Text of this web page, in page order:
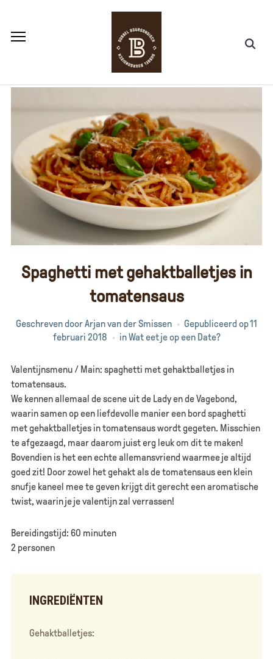
Spaghetti met gehaktballetjes in
tomatensaus
Geschreven doorArjan van der Smissen Gepubliceerd op11
februari 2018
inWat eet je op een Date?
Valentijnsmenu / Main: spaghetti met gehaktballetjes in
tomatensaus.
We kennen allemaal de scene uit de Lady en de Vagebond,
waarin samen op een liefdevolle manier een bord spaghetti
met gehaktballetjes in tomatensaus wordt gegeten. Misschien
te afgezaagd, maar daarom juist erg leuk om dit te maken!
Bovendien is het een echte allemansvriend waarmee je altijd
goed zit! Door zowel het gehakt als de tomatensaus een klein
snufje kaneel mee te geven krijgt dit gerecht een aromatische
twist, waarin je je valentijn zal verrassen!
Bereidingstijd: 60 minuten
2 personen
INGREDIËNTEN
Gehaktballetjes: